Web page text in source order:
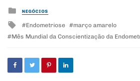
Posted
in
NEGÓCIOS
Tagged
with
Endometriose
março amarelo
Mês Mundial da Conscientização da